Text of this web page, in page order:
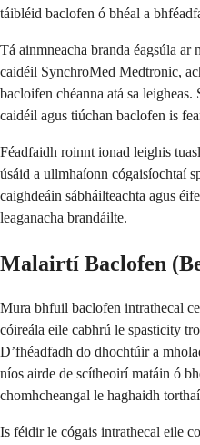
táibléid baclofen ó bhéal a
Tá ainmneacha branda éagsúla ar
caidéil SynchroMed Medtronic,
bacloifen chéanna atá sa
caidéil agus tiúchan baclofen is
Féadfaidh roinnt ionad leighis
úsáid a ullmhaíonn cógaisíochtaí
caighdeáin sábháilteachta agus
leaganacha brandáilte.
Malairtí Baclofen
Mura bhfuil baclofen intrathecal
cóireála eile cabhrú le spasticity
D’fhéadfadh do dhochtúir a
níos airde de scítheoirí matáin ó
chomhcheangal le haghaidh
Is féidir le cógais intrathecal eile